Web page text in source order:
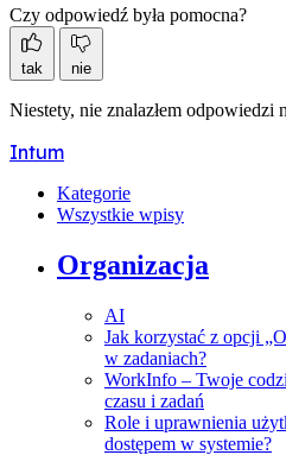
Czy odpowiedź była pomocna?
tak nie
Niestety, nie znalazłem odpowiedzi
Intum
Kategorie
Wszystkie wpisy
Organizacja
AI
Jak korzystać z opcji
w zadaniach?
WorkInfo – Twoje
czasu i zadań
Role i uprawnienia
dostępem w systemie?